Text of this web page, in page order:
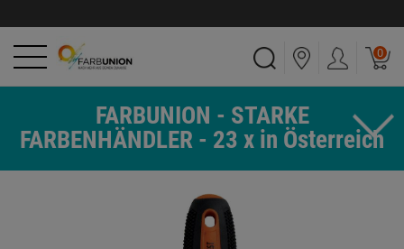
0
FARBUNION - STARKE
FARBENHÄNDLER - 23 x in Österreich